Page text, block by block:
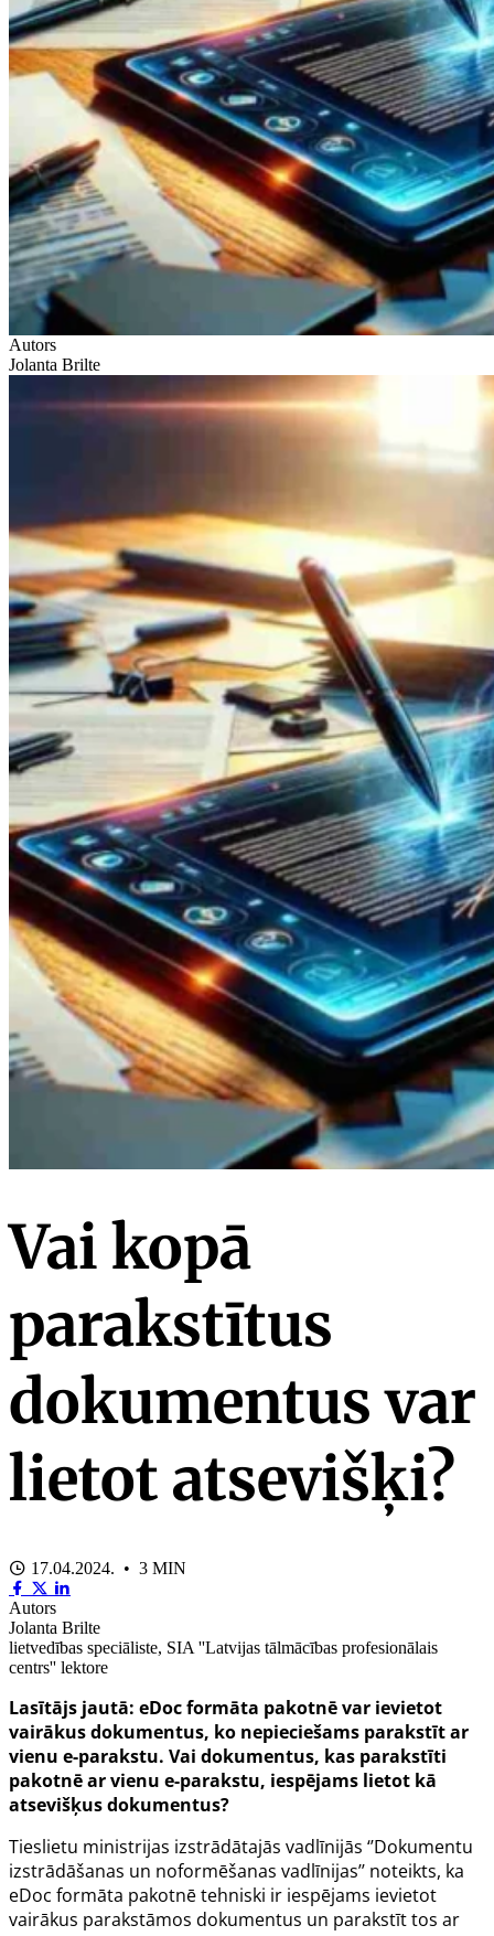
Autors
Jolanta Brilte
Vai kopā
parakstītus
dokumentus var
lietot atsevišķi?
17.04.2024. • 3 MIN
Autors
Jolanta Brilte
lietvedības speciāliste, SIA ''Latvijas tālmācības profesionālais
centrs'' lektore
Lasītājs jautā: eDoc formāta pakotnē var ievietot
vairākus dokumentus, ko nepieciešams parakstīt ar
vienu e-parakstu. Vai dokumentus, kas parakstīti
pakotnē ar vienu e-parakstu, iespējams lietot kā
atsevišķus dokumentus?
Tieslietu ministrijas izstrādātajās vadlīnijās ‘’Dokumentu
izstrādāšanas un noformēšanas vadlīnijas’’ noteikts, ka
eDoc formāta pakotnē tehniski ir iespējams ievietot
vairākus parakstāmos dokumentus un parakstīt tos ar